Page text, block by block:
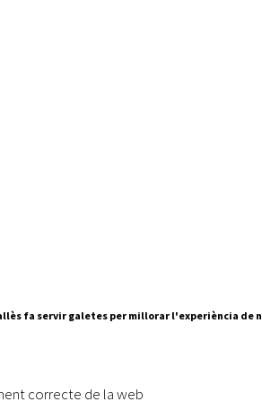
fa servir galetes per millorar l'experiència de
correcte de la web